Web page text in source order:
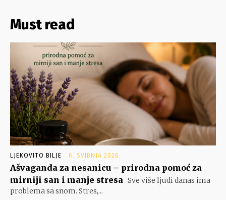
Must read
LJEKOVITO BILJE 6. SVIBNJA 2026.
Ašvaganda za nesanicu – prirodna pomoć za
mirniji san i manje stresa Sve više ljudi danas ima
problema sa snom. Stres,...